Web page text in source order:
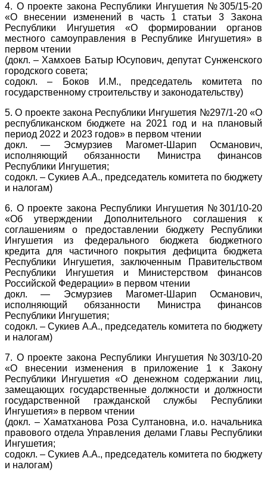
4. О проекте закона Республики Ингушетия №305/15-20
«О внесении изменений в часть 1 статьи 3 Закона
Республики Ингушетия «О формировании органов
местного самоуправления в Республике Ингушетия» в
первом чтении
(докл. – Хамхоев Батыр Юсупович, депутат Сунженского
городского совета;
содокл. – Боков И.М., председатель комитета по
государственному строительству и законодательству)
5. О проекте закона Республики Ингушетия №297/1-20 «О
республиканском бюджете на 2021 год и на плановый
период 2022 и 2023 годов» в первом чтении
докл. — Эсмурзиев Магомет-Шарип Османович,
исполняющий обязанности Министра финансов
Республики Ингушетия;
содокл. – Сукиев А.А., председатель комитета по бюджету
и налогам)
6. О проекте закона Республики Ингушетия №301/10-20
«Об утверждении Дополнительного соглашения к
соглашениям о предоставлении бюджету Республики
Ингушетия из федерального бюджета бюджетного
кредита для частичного покрытия дефицита бюджета
Республики Ингушетия, заключенным Правительством
Республики Ингушетия и Министерством финансов
Российской Федерации» в первом чтении
докл. — Эсмурзиев Магомет-Шарип Османович,
исполняющий обязанности Министра финансов
Республики Ингушетия;
содокл. – Сукиев А.А., председатель комитета по бюджету
и налогам)
7. О проекте закона Республики Ингушетия №303/10-20
«О внесении изменения в приложение 1 к Закону
Республики Ингушетия «О денежном содержании лиц,
замещающих государственные должности и должности
государственной гражданской службы Республики
Ингушетия» в первом чтении
(докл. – Хаматханова Роза Султановна, и.о. начальника
правового отдела Управления делами Главы Республики
Ингушетия;
содокл. – Сукиев А.А., председатель комитета по бюджету
и налогам)